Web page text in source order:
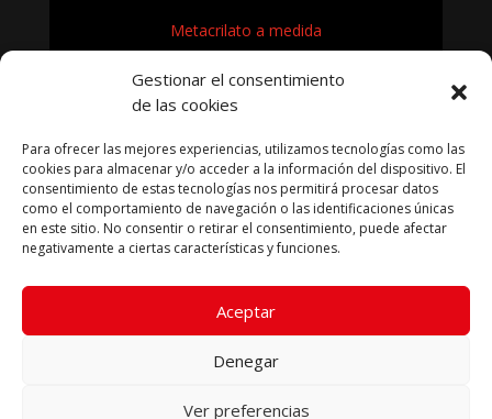
Gestionar el consentimiento
de las cookies
Para ofrecer las mejores experiencias, utilizamos tecnologías como las
cookies para almacenar y/o acceder a la información del dispositivo. El
consentimiento de estas tecnologías nos permitirá procesar datos
como el comportamiento de navegación o las identificaciones únicas
en este sitio. No consentir o retirar el consentimiento, puede afectar
negativamente a ciertas características y funciones.
Aceptar
Denegar
Ver preferencias
Metacrilato a medida
Rótulos en Metacrilato
Expositores de metacrilato para museos
¿Cómo se fabrica el metacrilato?
KRYFIL METACRILATO SL 2026
Política de privacidad